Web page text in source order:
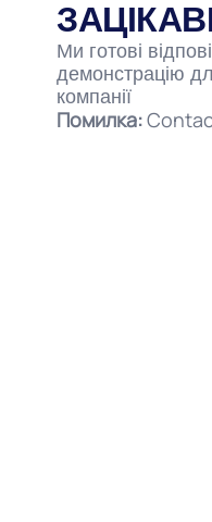
Ми готові
демонстрацію
компанії
Помилка: